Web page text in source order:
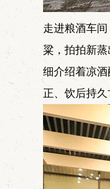
走进粮酒车
粱，拍拍新
细介绍着凉
正、饮后持久